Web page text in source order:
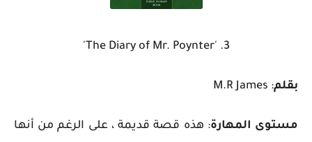
3. 'The Diary of Mr. Poynter'
بقلم: M.R James
مستوى المهارة: هذه قصة قديمة ، على الرغم من أنها